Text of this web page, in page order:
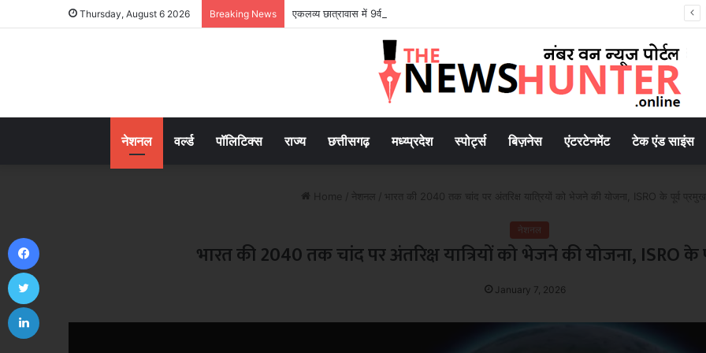
Thursday, August 6 2026 Breaking News एकलव्य छात्रावास में 9वीं के छात्र की संदिग्ध मौत, बाथरूम में फंदे से लटका मिला शव..
नेशनल वर्ल्ड पॉलिटिक्स राज्य छत्तीसगढ़ मध्य्प्रदेश स्पोर्ट्स बिज़नेस एंटरटेनमेंट टेक एंड साइंस
Home / नेशनल / भारत की 2040 तक चांद पर अंतरिक्ष यात्रियों को भेजने की योजना, ISRO के पूर्व
नेशनल
भारत की 2040 तक चांद पर अंतरिक्ष यात्रियों को भेजने की योजना, ISRO के
January 7, 2026